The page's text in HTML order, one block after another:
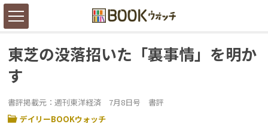
東芝の没落招いた「裏事情」を明か
す
書評掲載元：週刊東洋経済 7月8日号 書評
デイリーBOOKウォッチ